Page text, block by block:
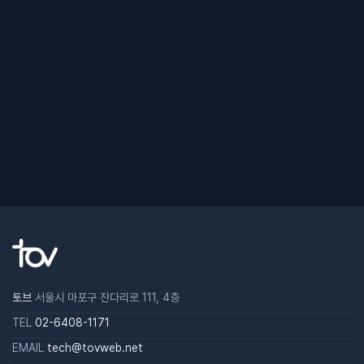
토브 서울시 마포구 잔다리로 111, 4층
TEL 02-6408-1171
EMAIL tech@tovweb.net